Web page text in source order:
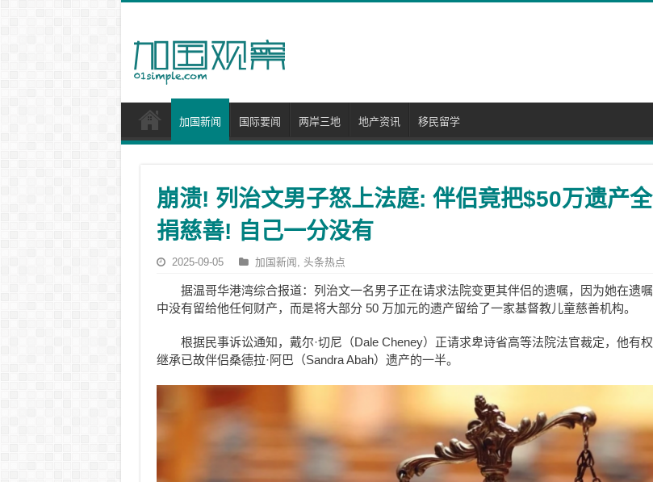
加国新闻 国际要闻 两岸三地 地产资讯 移民留学
崩溃! 列治文男子怒上法庭: 伴侣竟把$50万遗产全
捐慈善! 自己一分没有
2025-09-05 加国新闻 , 头条热点
据温哥华港湾综合报道：列治文一名男子正在请求法院变更其伴侣的遗嘱，因为她在遗嘱
中没有留给他任何财产，而是将大部分 50 万加元的遗产留给了一家基督教儿童慈善机构。
根据民事诉讼通知，戴尔·切尼（Dale Cheney）正请求卑诗省高等法院法官裁定，他有权
继承已故伴侣桑德拉·阿巴（Sandra Abah）遗产的一半。